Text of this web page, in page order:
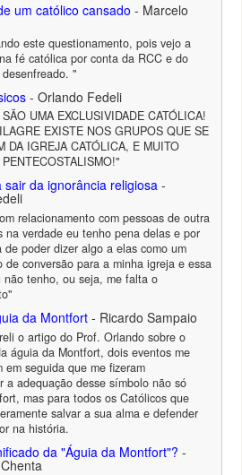
um católico cansado - Marcelo
este questionamento, pois vejo a
fé católica por conta da RCC e do
"
- Orlando Fedeli
UMA EXCLUSIVIDADE CATÓLICA!
EXISTE NOS GRUPOS QUE SE
DA IGREJA CATÓLICA, E MUITO
sair da ignorância religiosa -
relacionamento com pessoas de outra
na verdade eu tenho pena delas e por
de poder dizer algo a elas como um
de conversão para a minha igreja e essa
não tenho, ou seja, me falta o
da Montfort - Ricardo Sampaio
o artigo do Prof. Orlando sobre o
águia da Montfort, dois eventos me
em seguida que me fizeram
a adequação desse símbolo não só
mas para todos os Católicos que
salvar a sua alma e defender
na história.
da "Águia da Montfort"? -